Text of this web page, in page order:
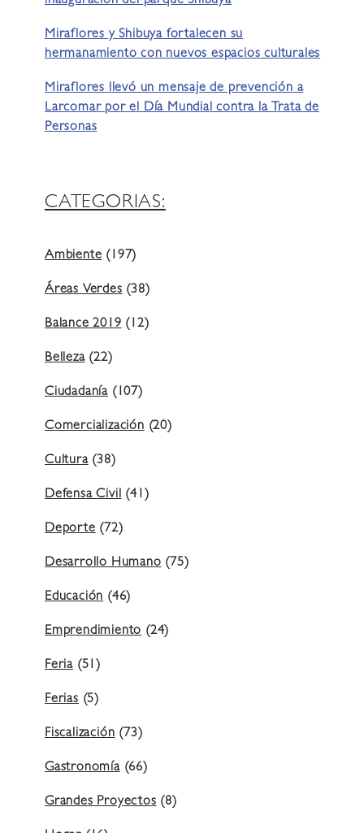
Miraflores y Shibuya fortalecen su
hermanamiento con nuevos espacios culturales
Miraflores llevó un mensaje de prevención a
Larcomar por el Día Mundial contra la Trata de
Personas
CATEGORIAS:
Ambiente(197)
Áreas Verdes(38)
Balance 2019(12)
Belleza(22)
Ciudadanía (107)
Comercialización(20)
Cultura(38)
Defensa Civil(41)
Deporte(72)
Desarrollo Humano(75)
Educación(46)
Emprendimiento(24)
Feria (51)
Ferias(5)
Fiscalización(73)
Gastronomía(66)
Grandes Proyectos(8)